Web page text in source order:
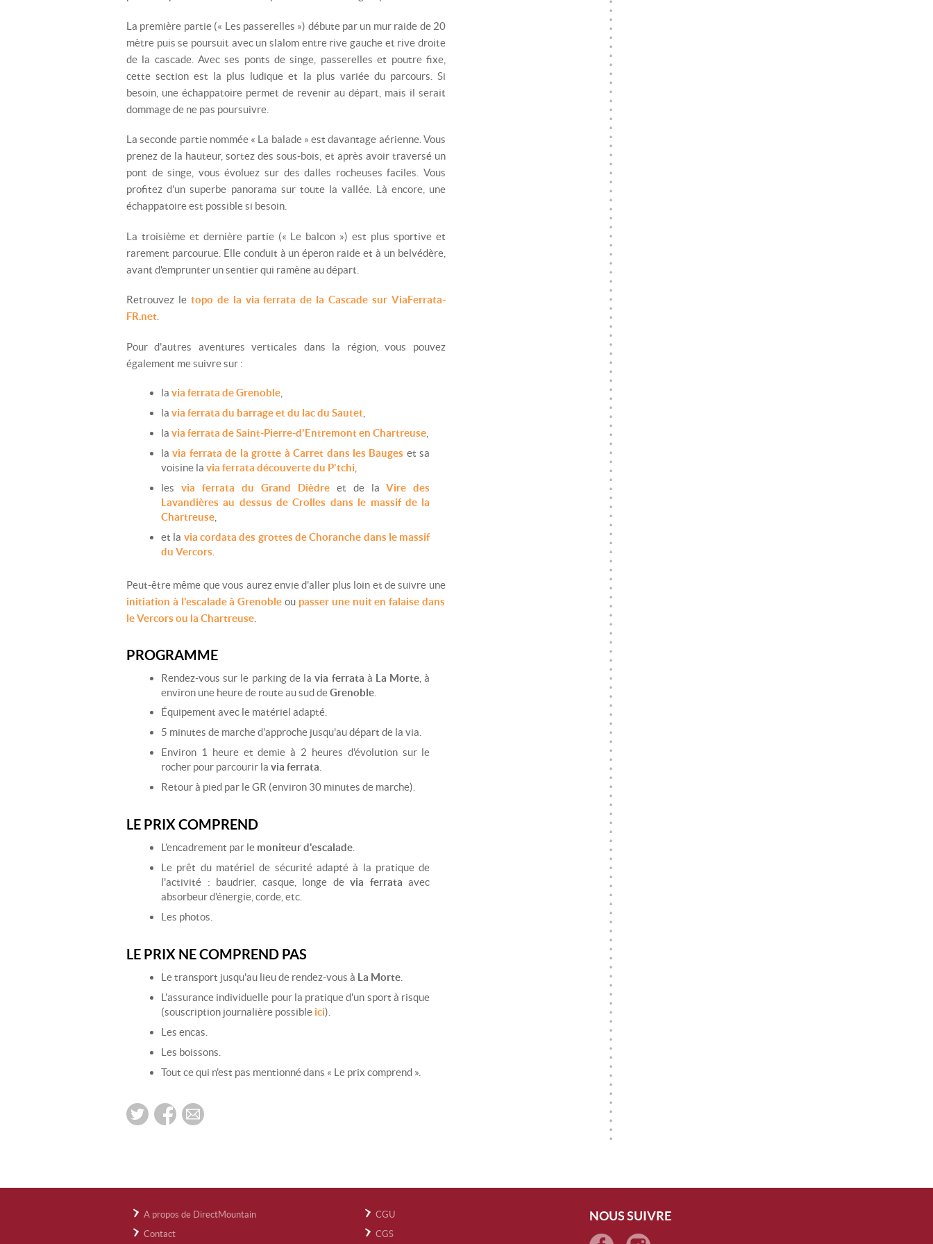
La première partie (« Les passerelles ») débute par un mur raide de 20
mètre puis se poursuit avec un slalom entre rive gauche et rive droite
de la cascade. Avec ses ponts de singe, passerelles et poutre fixe,
cette section est la plus ludique et la plus variée du parcours. Si
besoin, une échappatoire permet de revenir au départ, mais il serait
dommage de ne pas poursuivre.
La seconde partie nommée « La balade » est davantage aérienne. Vous
prenez de la hauteur, sortez des sous-bois, et après avoir traversé un
pont de singe, vous évoluez sur des dalles rocheuses faciles. Vous
profitez d'un superbe panorama sur toute la vallée. Là encore, une
échappatoire est possible si besoin.
La troisième et dernière partie (« Le balcon ») est plus sportive et
rarement parcourue. Elle conduit à un éperon raide et à un belvédère,
avant d'emprunter un sentier qui ramène au départ.
Retrouvez le topo de la via ferrata de la Cascade sur ViaFerrata-
FR.net.
Pour d'autres aventures verticales dans la région, vous pouvez
également me suivre sur :
la via ferrata de Grenoble,
la via ferrata du barrage et du lac du Sautet,
la via ferrata de Saint-Pierre-d'Entremont en Chartreuse,
lavia ferrata de la grotte à Carret dans les Bauges et sa
voisine la via ferrata découverte du P'tchi
les via ferrata du Grand Dièdreet de laVire des
Lavandières au dessus de Crolles dans le massif de la
Chartreuse,
et la via cordata des grottes de Choranche dans le massif
du Vercors
Peut-être même que vous aurez envie d'aller plus loin et de suivre une
initiation à l'escalade à Grenoble ou passer une nuit en falaise dans
le Vercors ou la Chartreuse
PROGRAMME
Rendez-vous sur le parking de lavia ferrata à La Morte , à
environ une heure de route au sud deGrenoble.
Équipement avec le matériel adapté.
5 minutes de marche d'approche jusqu'au départ de la via.
Environ 1 heure et demie à 2 heures d'évolution sur le
rocher pour parcourir la via ferrata
Retour à pied par le GR (environ 30 minutes de marche).
LE PRIX COMPREND
L'encadrement par lemoniteur d'escalade.
Le prêt du matériel de sécurité adapté à la pratique de
l'activité : baudrier, casque, longe devia ferrataavec
absorbeur d'énergie, corde, etc.
Les photos.
LE PRIX NE COMPREND PAS
Le transport jusqu'au lieu de rendez-vous à La Morte.
L'assurance individuelle pour la pratique d'un sport à risque
(souscription journalière possible ici).
Les encas.
Les boissons.
Tout ce qui n'est pas mentionné dans « Le prix comprend ».
A propos de DirectMountain
Contact
CGU
CGS
NOUS SUIVRE